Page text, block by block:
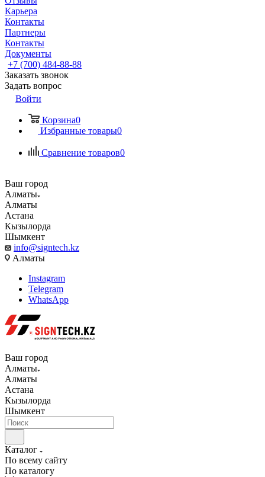
Карьера
Контакты
Партнеры
Контакты
Документы
+7 (700) 484-88-88
Заказать звонок
Задать вопрос
Войти
Корзина0
Избранные товары0
Сравнение товаров0
Ваш город
Алматы
Алматы
Астана
Кызылорда
Шымкент
info@signtech.kz
Алматы
Instagram
Telegram
WhatsApp
Ваш город
Алматы
Алматы
Астана
Кызылорда
Шымкент
Каталог
По всему сайту
По каталогу